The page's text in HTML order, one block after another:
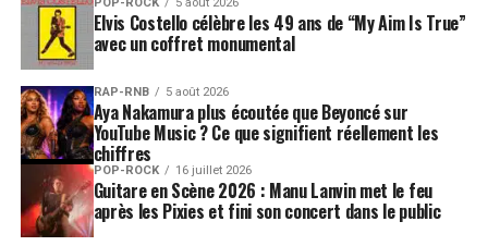
Elvis Costello célèbre les 49 ans de “My Aim Is True”
avec un coffret monumental
RAP-RNB 5 août 2026
Aya Nakamura plus écoutée que Beyoncé sur
YouTube Music ? Ce que signifient réellement les
chiffres
POP-ROCK 16 juillet 2026
Guitare en Scène 2026 : Manu Lanvin met le feu
après les Pixies et fini son concert dans le public